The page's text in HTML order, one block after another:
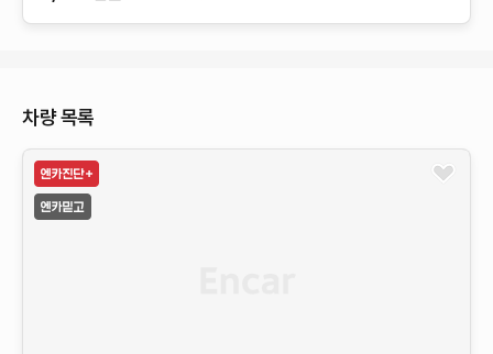
차량 목록